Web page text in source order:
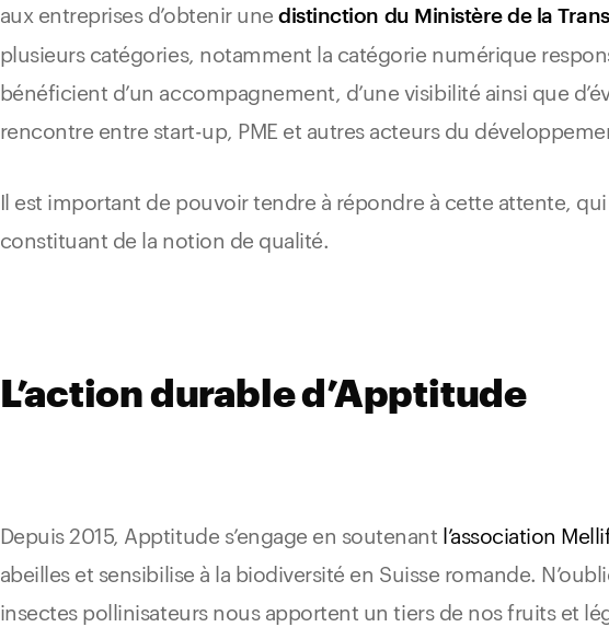
aux entreprises d’obtenir unedistinction du Ministère de la
plusieurs catégories, notamment la catégorie numérique
bénéficient d’un accompagnement, d’une visibilité ainsi que
rencontre entre start-up, PME et autres acteurs du
Il est important de pouvoir tendre à répondre à cette attente,
constituant de la notion de qualité.
L’action durable d’Apptitude
Depuis 2015, Apptitude s’engage en soutenant l’association
abeilles et sensibilise à la biodiversité en Suisse romande.
insectes pollinisateurs nous apportent un tiers de nos fruits et